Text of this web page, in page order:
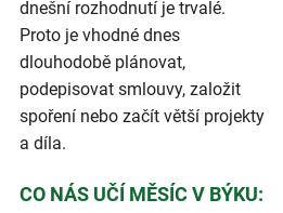
dnešní rozhodnutí je trvalé.
Proto je vhodné dnes
dlouhodobě plánovat,
podepisovat smlouvy, založit
spoření nebo začít větší projekty
a díla.
CO NÁS UČÍ MĚSÍC V BÝKU: